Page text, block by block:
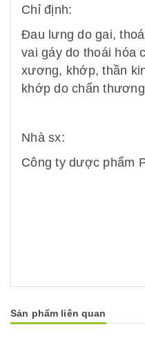
Chỉ định:
Đau lưng do gai,
vai gáy do thoái hóa
xương, khớp, thần
khớp do chấn thương
Nhà sx:
Công ty dược phẩm
Sản phẩm liên quan